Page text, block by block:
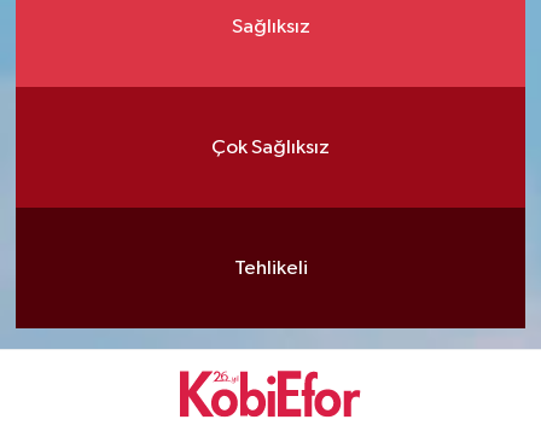
Sağlıksız
Çok Sağlıksız
Tehlikeli